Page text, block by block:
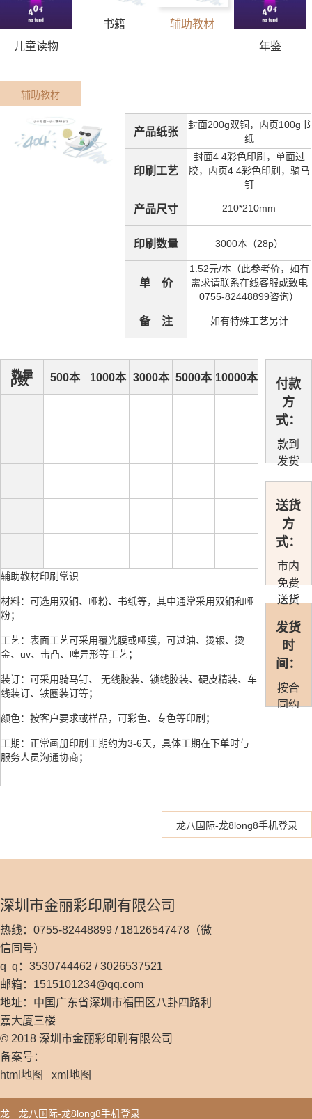
儿童读物
书籍
辅助教材
年鉴
辅助教材
产品纸张
封面200g双铜，内页100g书
纸
印刷工艺
封面4 4彩色印刷，单面过
胶，内页4 4彩色印刷，骑马
钉
产品尺寸 210*210mm
印刷数量 3000本（28p）
单 价
1.52元/本（此参考价，如有
需求请联系在线客服或致电
0755-82448899咨询）
备 注 如有特殊工艺另计
数量
p数 500本 1000本 3000本 5000本 10000本
辅助教材印刷常识
材料：可选用双铜、哑粉、书纸等，其中通常采用双铜和哑
粉；
工艺：表面工艺可采用覆光膜或哑膜，可过油、烫银、烫
金、uv、击凸、啤异形等工艺；
装订：可采用骑马钉、 无线胶装、锁线胶装、硬皮精装、车
线装订、铁圈装订等；
颜色：按客户要求或样品，可彩色、专色等印刷；
工期：正常画册印刷工期约为3-6天，具体工期在下单时与
服务人员沟通协商；
付款
方
式：
款到
发货
送货
方
式：
市内
免费
送货
发货
时
间：
按合
同约
龙八国际-龙8long8手机登录
深圳市金丽彩印刷有限公司
热线：0755-82448899 / 18126547478（微
信同号）
q q：3530744462 / 3026537521
邮箱： 1515101234@qq.com
地址：中国广东省深圳市福田区八卦四路利
嘉大厦三楼
© 2018 深圳市金丽彩印刷有限公司
备案号：
html地图
xml地图
龙 龙八国际-龙8long8手机登录